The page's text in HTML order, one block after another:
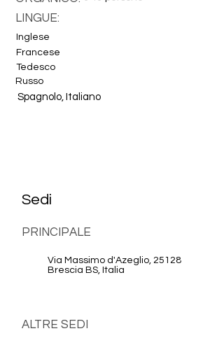
LINGUE:
Inglese
Francese
Tedesco
Russo
Sedi
PRINCIPALE
Via Massimo d'Azeglio, 25128
Brescia BS, Italia
ALTRE SEDI